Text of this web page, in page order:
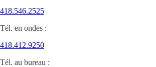
418.546.2525
Tél. en ondes :
418.412.9250
Tél. au bureau :